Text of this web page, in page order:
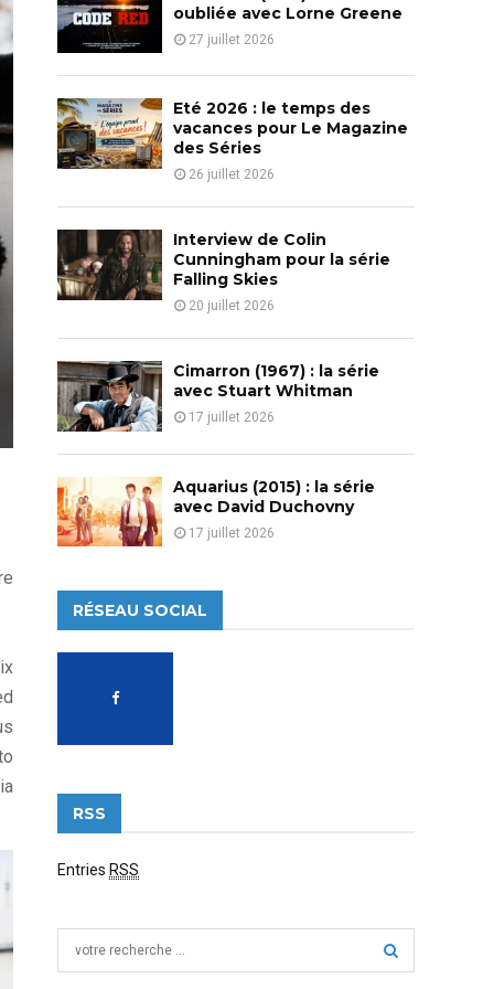
o
r
:
C
H
oubliée avec Lorne Greene
27 juillet 2026
Eté 2026 : le temps des
vacances pour Le Magazine
des Séries
26 juillet 2026
Interview de Colin
Cunningham pour la série
Falling Skies
20 juillet 2026
Cimarron (1967) : la série
avec Stuart Whitman
17 juillet 2026
Aquarius (2015) : la série
avec David Duchovny
17 juillet 2026
RÉSEAU SOCIAL
RSS
Entries RSS